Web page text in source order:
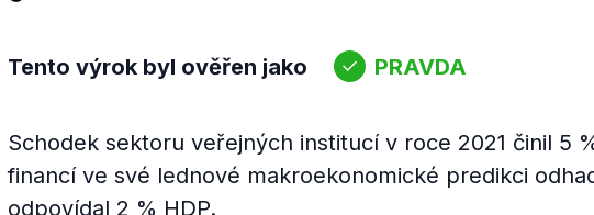
Tento výrok byl ověřen jako PRAVDA
Schodek sektoru veřejných institucí v roce 2021 činil 5
financí ve své lednové makroekonomické predikci
odpovídal 2 % HDP.